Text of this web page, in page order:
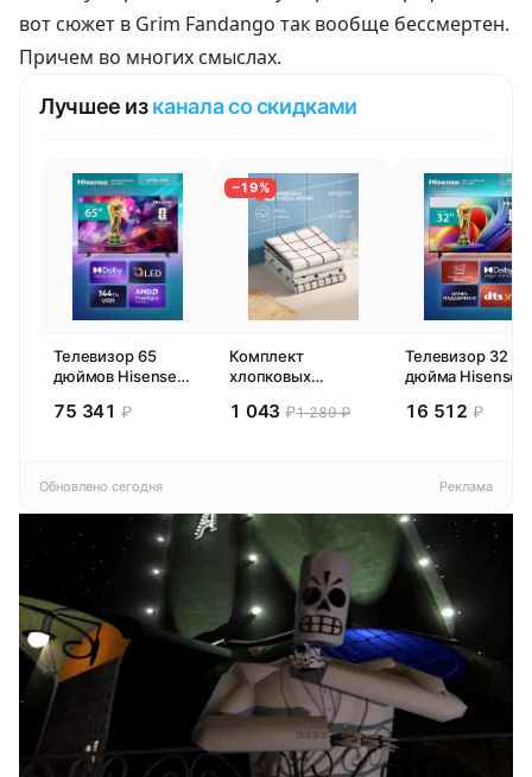
вот сюжет в Grim Fandango так вообще бессмертен.
Причем во многих смыслах.
Лучшее изканала со скидками
Телевизор 65
дюймов Hisense
(2026) Смарт ТВ
75 341 ₽
−19%
Комплект
хлопковых
полотенец 4 шт,
1 043₽1 289 ₽
Телевизор 32
дюйма Hisense
Смарт ТВ HD
16 512 ₽
Обновлено сегодня Реклама